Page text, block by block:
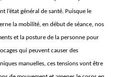
l’état général de santé. Puisque le
la mobilité, en début de séance, nos
et la posture de la personne pour
qui peuvent causer des
manuelles, ces tensions vont être